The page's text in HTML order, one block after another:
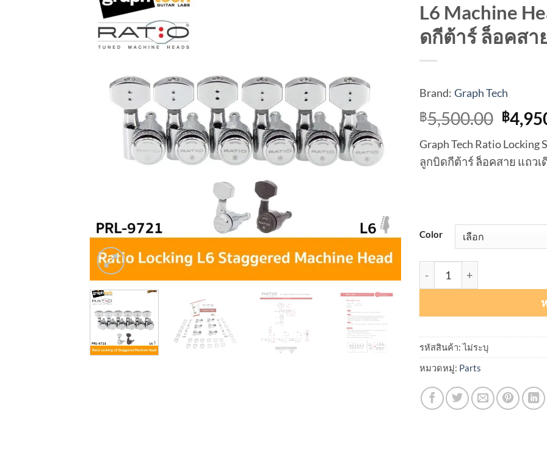
L6 Machine
ดกีต้าร์ ล็อคสา
Brand: Graph Tech
฿5,500.00
price
was:
฿
฿
Graph Tech Ratio Locking
ลูกบิดกีต้าร์ ล็อคสาย แถวเ
Color
รหัสสินค้า:ไม่ระบุ
หมวดหมู่: Parts